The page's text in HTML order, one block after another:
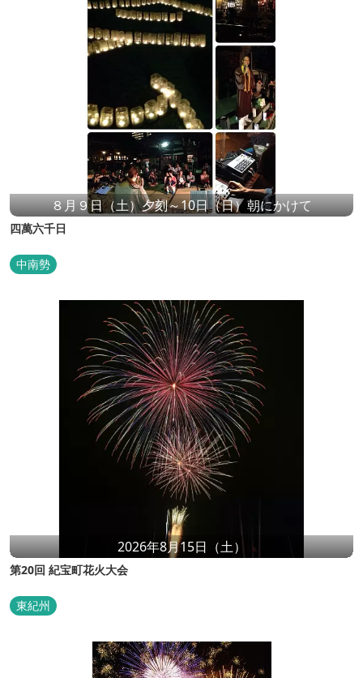
８月９日（土）夕刻～10日（日）朝にかけて
四萬六千日
中南勢
2026年8月15日（土）
第20回 紀宝町花火大会
東紀州